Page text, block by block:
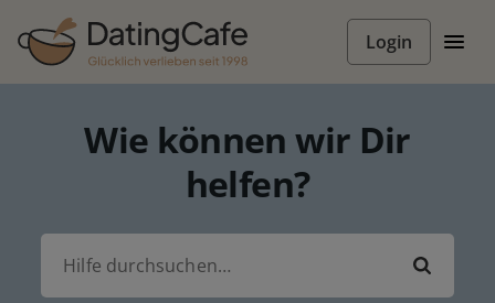
Login
Wie können wir Dir
helfen?